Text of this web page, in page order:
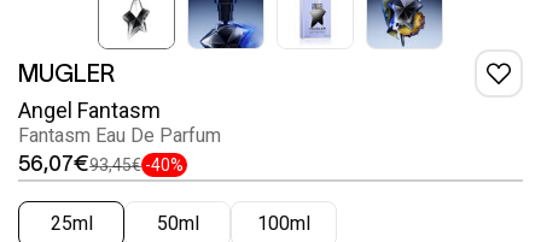
MUGLER
Angel Fantasm
Fantasm Eau De Parfum
56,07€93,45€ -40%
25ml 50ml 100ml